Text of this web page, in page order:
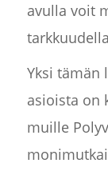
avulla voit
Yksi tämän
asioista on
muille